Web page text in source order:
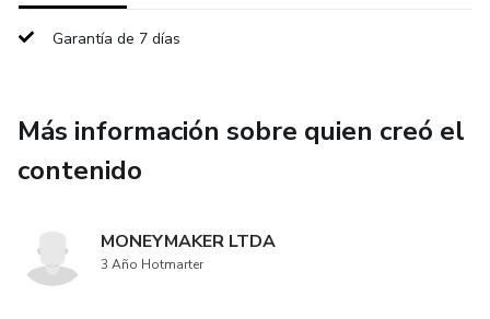
Garantía de 7 días
Más información sobre quien creó el
contenido
MONEYMAKER LTDA
3 Año Hotmarter